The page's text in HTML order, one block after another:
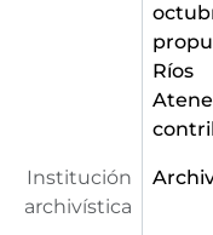
[Serie]
[Serie]
[Serie] 67 -
[Serie] 68 -
[Serie]
[Serie] 71
[Serie] 72
Ríos
Institución
archivística